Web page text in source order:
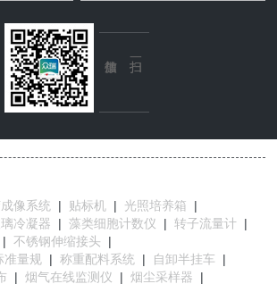
像系统 | 贴标机 | 光照培养箱
|
冷凝器 | 藻类细胞计数仪 | 转子流量计 |
| 不锈钢伸缩接头
|
准量规 | 称重配料系统 | 自卸半挂车
|
| 烟气在线监测仪 | 烟尘采样器
|